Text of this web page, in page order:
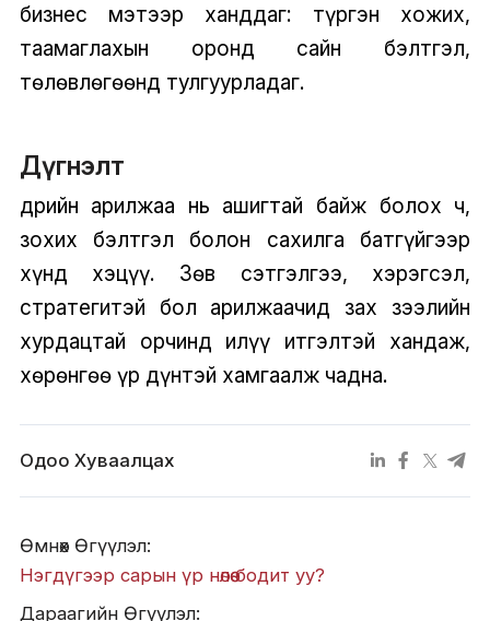
бизнес мэтээр ханддаг: түргэн хожих,
таамаглахын оронд сайн бэлтгэл,
төлөвлөгөөнд тулгуурладаг.
Дүгнэлт
Өдрийн арилжаа нь ашигтай байж болох ч,
зохих бэлтгэл болон сахилга батгүйгээр
хүнд хэцүү. Зөв сэтгэлгээ, хэрэгсэл,
стратегитэй бол арилжаачид зах зээлийн
хурдацтай орчинд илүү итгэлтэй хандаж,
хөрөнгөө үр дүнтэй хамгаалж чадна.
Одоо Хуваалцах
Өмнөх Өгүүлэл:
Нэгдүгээр сарын үр нөлөө бодит уу?
Дараагийн Өгүүлэл: